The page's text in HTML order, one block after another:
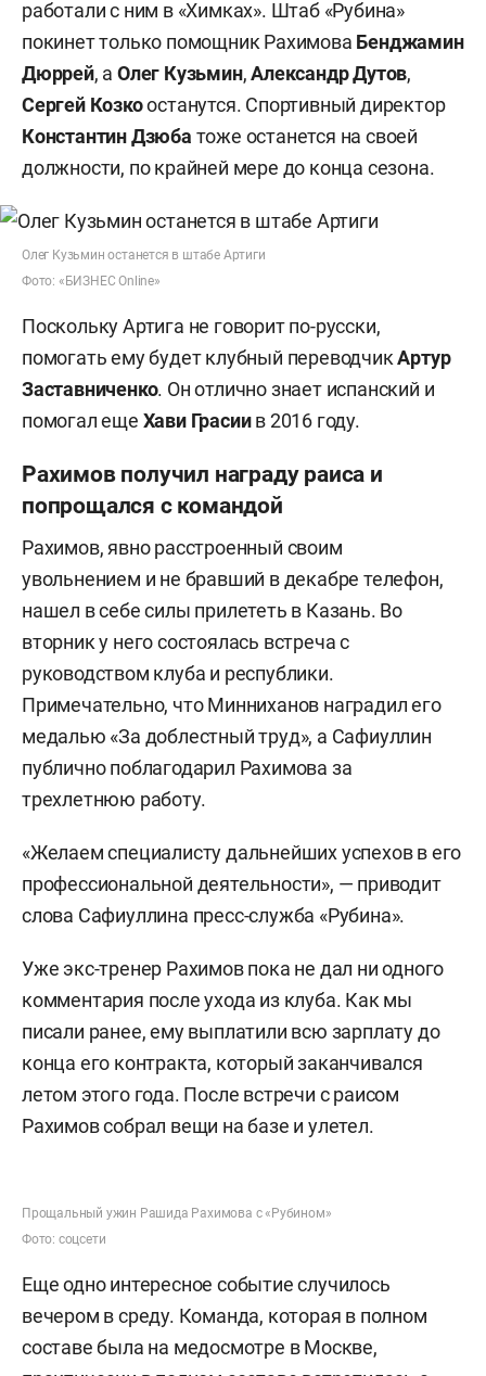
работали с ним в «Химках». Штаб «Рубина»
покинет только помощник Рахимова Бенджамин
Дюррей, аОлег Кузьмин,Александр Дутов,
Сергей Козкоостанутся. Спортивный директор
Константин Дзюба тоже останется на своей
должности, по крайней мере до конца сезона.
Олег Кузьмин останется в штабе Артиги
Фото: «БИЗНЕС Online»
Поскольку Артига не говорит по-русски,
помогать ему будет клубный переводчикАртур
Заставниченко. Он отлично знает испанский и
помогал еще Хави Грасиив 2016 году.
Рахимов получил награду раиса и
попрощался с командой
Рахимов, явно расстроенный своим
увольнением и не бравший в декабре телефон,
нашел в себе силы прилететь в Казань. Во
вторник у него состоялась встреча с
руководством клуба и республики.
Примечательно, что Минниханов наградил его
медалью «За доблестный труд», а Сафиуллин
публично поблагодарил Рахимова за
трехлетнюю работу.
«Желаем специалисту дальнейших успехов в его
профессиональной деятельности», — приводит
слова Сафиуллина пресс-служба «Рубина».
Уже экс-тренер Рахимов пока не дал ни одного
комментария после ухода из клуба. Как мы
писали ранее, ему выплатили всю зарплату до
конца его контракта, который заканчивался
летом этого года. После встречи с раисом
Рахимов собрал вещи на базе и улетел.
Прощальный ужин Рашида Рахимова с «Рубином»
Фото: соцсети
Еще одно интересное событие случилось
вечером в среду. Команда, которая в полном
составе была на медосмотре в Москве,